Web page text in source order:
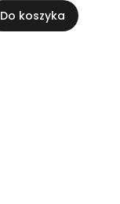
Do koszyka